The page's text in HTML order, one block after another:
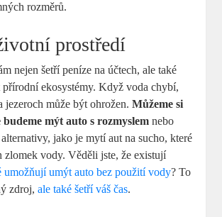
rozměrů.
prostředí
nejen šetří peníze na účtech, ale také
přírodní ekosystémy. Když voda chybí,
jezeroch může být ohrožen.Můžeme si
budeme mýt auto s rozmyslem nebo
jako je mytí aut na sucho, které
zlomek vody. Věděli jste, že existují
umožňují umýt auto bez použití vody? To
zdroj,ale také šetří váš čas.